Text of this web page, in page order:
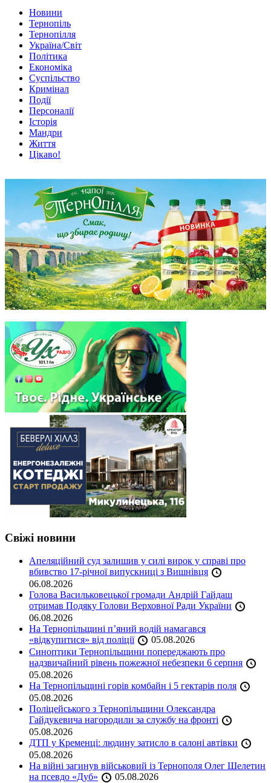
Новини
Тернопіль
Тернопілля
Україна/Світ
Політика
Економіка
Суспільство
Кримінал
Події
Персоналії
Історія
Мандри
Життя
Цікаво!
Свіжі новини
Апеляційний суд залишив у силі вирок у справі про
вбивство 17-річної випускниці з Вишнівця
06.08.2026
Голова Васильковецької громади Андрій Гайдаш
отримав Подяку Голови Верховної Ради України
06.08.2026
На Тернопільщині п’яний водій намагався
«відкупитися» від поліції
05.08.2026
Синоптики Тернопільщини попереджають про
надзвичайний рівень пожежної небезпеки 6 серпня
05.08.2026
На Тернопільщині горів комбайн і 5 гектарів поля
05.08.2026
Поліцейського з Тернопільщини Олександра
Гайдукевича нагородили за службу на фронті
05.08.2026
ДТП у Кременці: людину затисло в салоні автівки
05.08.2026
На війні загинув військовий із Тернополя Олег Шелетин
на псевдо «Дуб»
05.08.2026